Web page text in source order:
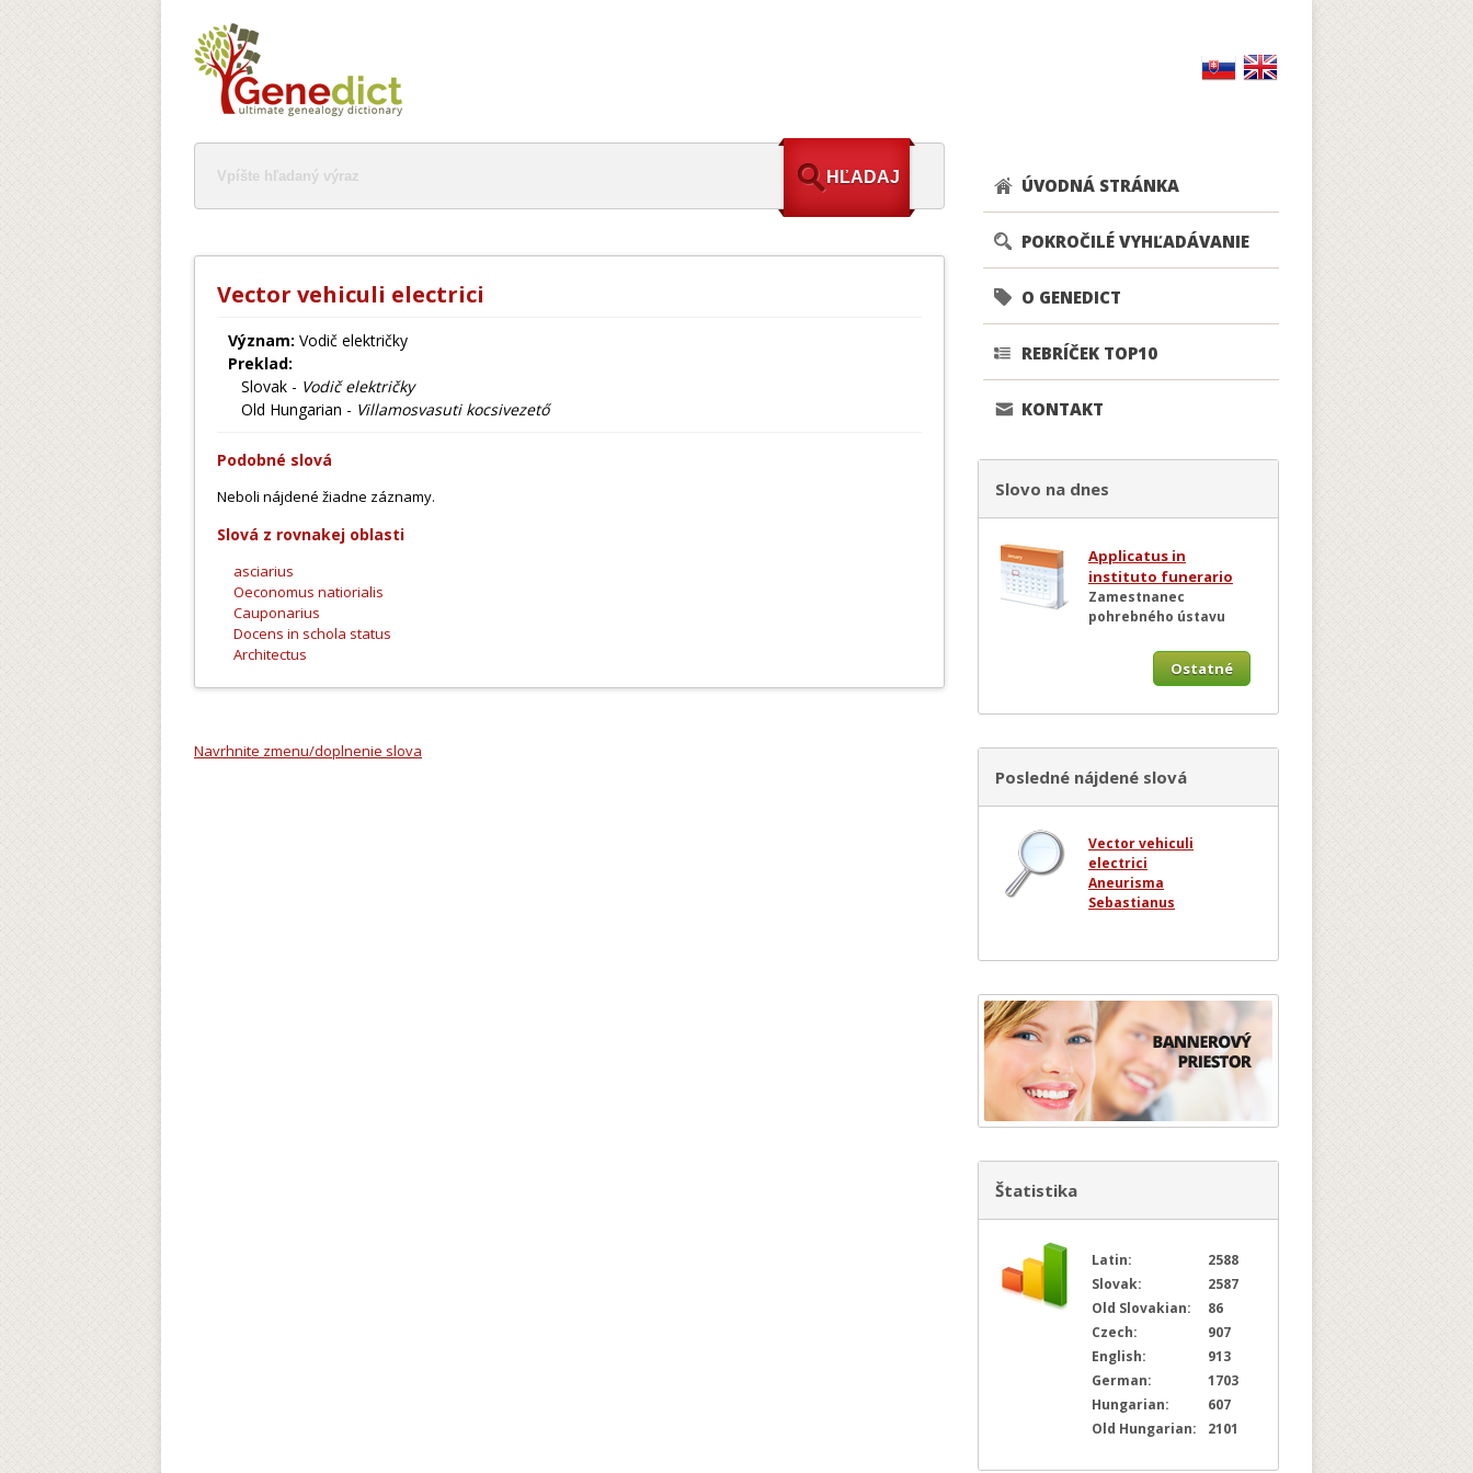
Vector vehiculi electrici
Význam: Vodič električky
Preklad:
Slovak - Vodič električky
Old Hungarian - Villamosvasuti kocsivezető
Podobné slová
Neboli nájdené žiadne záznamy.
Slová z rovnakej oblasti
asciarius
Oeconomus natiorialis
Cauponarius
Docens in schola status
Architectus
Navrhnite zmenu/doplnenie slova
ÚVODNÁ STRÁNKA
POKROČILÉ VYHĽADÁVANIE
O GENEDICT
REBRÍČEK TOP10
KONTAKT
Slovo na dnes
Applicatus in
instituto funerario
Zamestnanec
pohrebného ústavu
Ostatné
Posledné nájdené slová
Vector vehiculi
electrici
Aneurisma
Sebastianus
Štatistika
Latin:
2588
Slovak:
2587
Old Slovakian:
86
Czech:
907
English:
913
German:
1703
Hungarian:
607
Old Hungarian:
2101